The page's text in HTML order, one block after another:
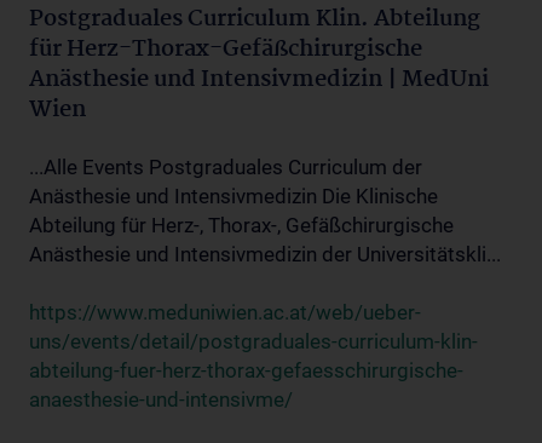
Postgraduales Curriculum Klin. Abteilung
für Herz-Thorax-Gefäßchirurgische
Anästhesie und Intensivmedizin | MedUni
Wien
...Alle Events Postgraduales Curriculum der
Anästhesie und Intensivmedizin Die Klinische
Abteilung für Herz-, Thorax-, Gefäßchirurgische
Anästhesie und Intensivmedizin der Universitätskli...
https://www.meduniwien.ac.at/web/ueber-
uns/events/detail/postgraduales-curriculum-klin-
abteilung-fuer-herz-thorax-gefaesschirurgische-
anaesthesie-und-intensivme/